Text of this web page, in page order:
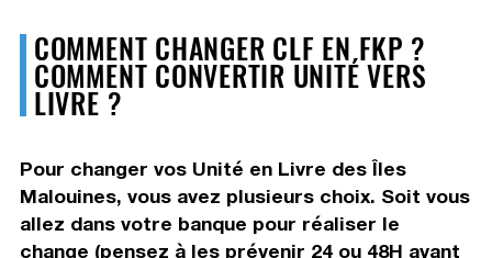
COMMENT CHANGER CLF EN FKP ?
COMMENT CONVERTIR UNITÉ VERS
LIVRE ?
Pour changer vos Unité en Livre des Îles
Malouines, vous avez plusieurs choix. Soit vous
allez dans votre banque pour réaliser le
change (pensez à les prévenir 24 ou 48H avant